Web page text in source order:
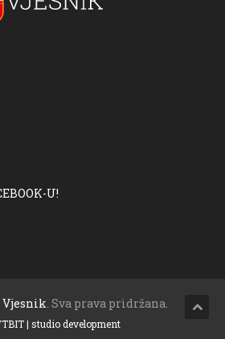
U!
. Sva prava pridržana.
| studio development